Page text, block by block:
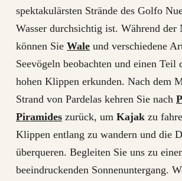
spektakulärsten Strände des Golfo
Wasser durchsichtig ist. Während der
können Sie Waleund verschiedene
Seevögeln beobachten und einen Teil
hohen Klippen erkunden. Nach dem
Strand von Pardelas kehren Sie nach
Piramideszurück, um Kajakzu
Klippen entlang zu wandern und die
überqueren. Begleiten Sie uns zu
beeindruckenden Sonnenuntergang.